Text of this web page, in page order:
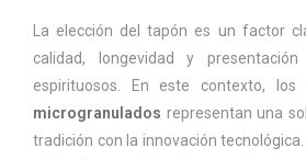
La elección del tapón es un factor
calidad, longevidad y
espirituosos. En este contexto, los
microgranulados representan una
tradición con la innovación tecnológica.